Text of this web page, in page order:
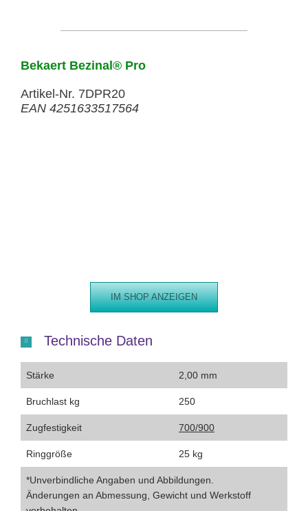
Bekaert Bezinal® Pro
Artikel-Nr. 7DPR20
EAN 4251633517564
IM SHOP ANZEIGEN
Technische Daten
Stärke 2,00 mm
Bruchlast kg 250
Zugfestigkeit 700/900
Ringgröße 25 kg
*Unverbindliche Angaben und Abbildungen.
Änderungen an Abmessung, Gewicht und Werkstoff